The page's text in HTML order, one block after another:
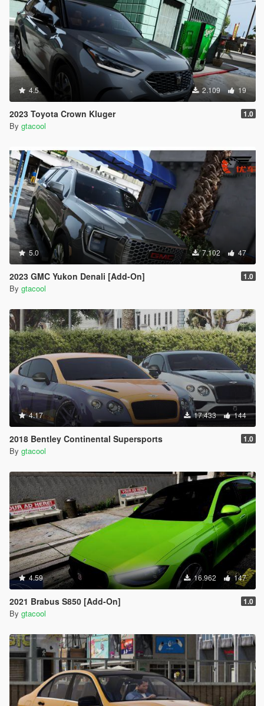
4.5 2.109 19
2023 Toyota Crown Kluger 1.0
By gtacool
5.0 7.102 47
2023 GMC Yukon Denali [Add-On] 1.0
By gtacool
4.17 17.433 144
2018 Bentley Continental Supersports 1.0
By gtacool
4.59 16.962 147
2021 Brabus S850 [Add-On] 1.0
By gtacool